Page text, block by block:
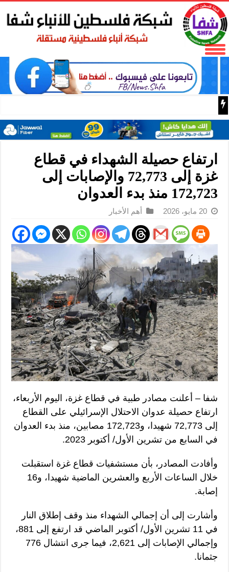
البر الرئيسي ينتقد سلطات الحزب الديمقراطي التقدمي
ارتفاع حصيلة الشهداء في قطاع
غزة إلى 72,773 والإصابات إلى
172,723 منذ بدء العدوان
20 مايو، 2026 أهم الأخبار
شفا – أعلنت مصادر طبية في قطاع غزة، اليوم الأربعاء،
ارتفاع حصيلة عدوان الاحتلال الإسرائيلي على القطاع
إلى 72,773 شهيدا، و172,723 مصابين، منذ بدء العدوان
في السابع من تشرين الأول/ أكتوبر 2023.
وأفادت المصادر، بأن مستشفيات قطاع غزة استقبلت
خلال الساعات الأربع والعشرين الماضية شهيدا، و16
إصابة.
وأشارت إلى أن إجمالي الشهداء منذ وقف إطلاق النار
في 11 تشرين الأول/ أكتوبر الماضي قد ارتفع إلى 881،
وإجمالي الإصابات إلى 2,621، فيما جرى انتشال 776
جثمانا.